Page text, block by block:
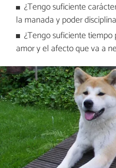
¿Tengo suficiente
la manada y poder
¿Tengo suficiente
amor y el afecto que va a